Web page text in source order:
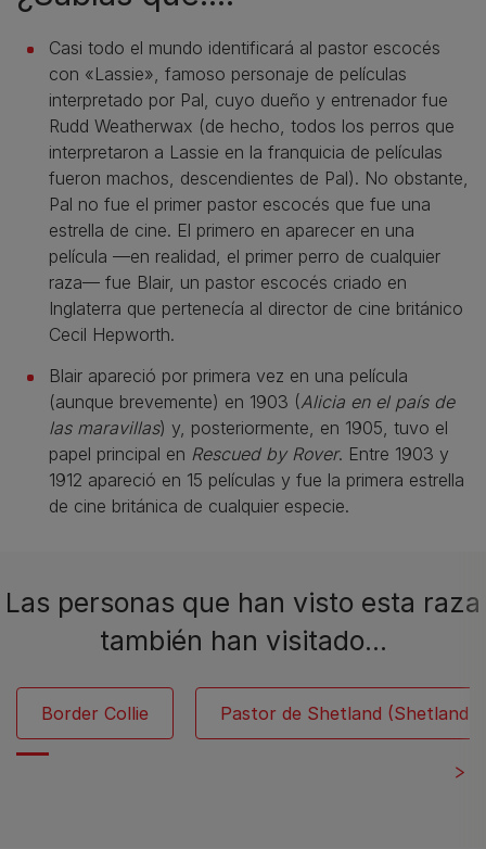
Casi todo el mundo identificará al pastor escocés
con «Lassie», famoso personaje de películas
interpretado por Pal, cuyo dueño y entrenador fue
Rudd Weatherwax (de hecho, todos los perros que
interpretaron a Lassie en la franquicia de películas
fueron machos, descendientes de Pal). No obstante,
Pal no fue el primer pastor escocés que fue una
estrella de cine. El primero en aparecer en una
película —en realidad, el primer perro de cualquier
raza— fue Blair, un pastor escocés criado en
Inglaterra que pertenecía al director de cine británico
Cecil Hepworth.
Blair apareció por primera vez en una película
(aunque brevemente) en 1903 (Alicia en el país de
las maravillas) y, posteriormente, en 1905, tuvo el
papel principal en Rescued by Rover. Entre 1903 y
1912 apareció en 15 películas y fue la primera estrella
de cine británica de cualquier especie.
Las personas que han visto esta raza
también han visitado…
Border Collie Pastor de Shetland (Shetland